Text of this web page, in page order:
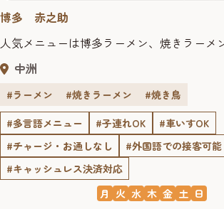
博多 赤之助
人気メニューは博多ラーメン、焼きラーメ
中洲
#ラーメン #焼きラーメン
#焼き鳥
#多言語メニュー
#子連れOK
#車いすOK
#チャージ・お通しなし
#外国語での接客可能
#キャッシュレス決済対応
月 火 水 木 金 土 日